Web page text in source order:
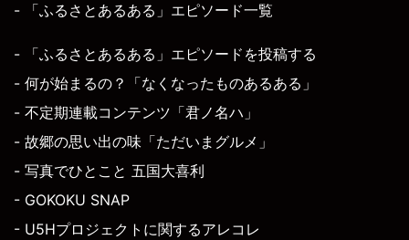
- 「ふるさとあるある」エピソード一覧
- 「ふるさとあるある」エピソードを投稿する
- 何が始まるの？「なくなったものあるある」
- 不定期連載コンテンツ「君ノ名ハ」
- 故郷の思い出の味「ただいまグルメ」
- 写真でひとこと 五国大喜利
- GOKOKU SNAP
- U5Hプロジェクトに関するアレコレ